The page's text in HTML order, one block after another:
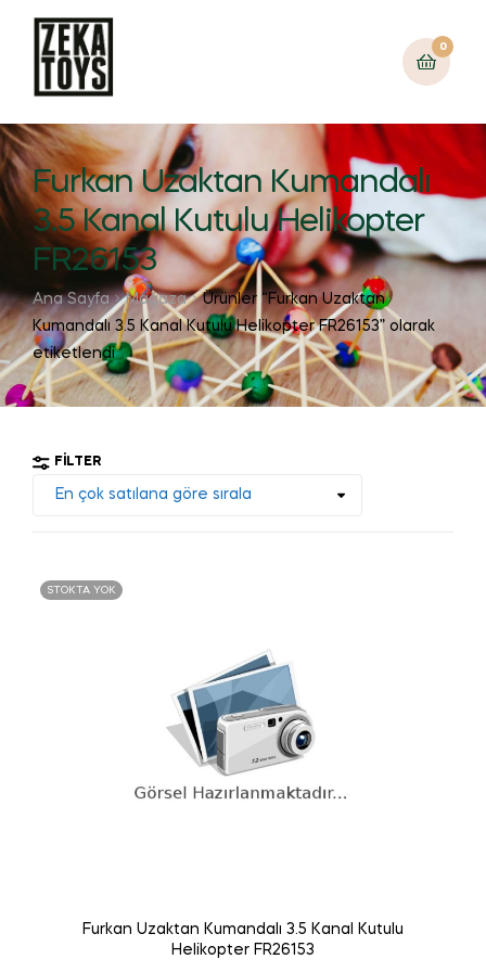
0
Furkan Uzaktan Kumandalı
3.5 Kanal Kutulu Helikopter
FR26153
Ana Sayfa Mağaza
Ürünler “Furkan Uzaktan
Kumandalı 3.5 Kanal Kutulu Helikopter FR26153” olarak
etiketlendi
FILTER
STOKTA YOK
Furkan Uzaktan Kumandalı 3.5 Kanal Kutulu
Helikopter FR26153